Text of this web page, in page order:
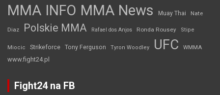
MMA INFO MMA News Muay Thai Nate
Diaz Polskie MMA Rafael dos Anjos Ronda Rousey Stipe
Miocic Strikeforce Tony Ferguson Tyron Woodley UFC WMMA
www.fight24.pl
Fight24 na FB